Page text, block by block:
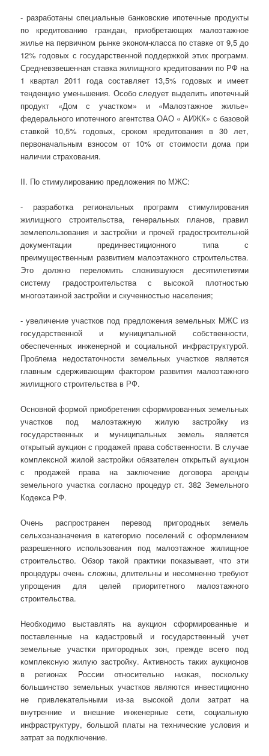
- разработаны специальные банковские ипотечные продукты
по кредитованию граждан, приобретающих малоэтажное
жилье на первичном рынке эконом-класса по ставке от 9,5 до
12% годовых с государственной поддержкой этих программ.
Средневзвешенная ставка жилищного кредитования по РФ на
1 квартал 2011 года составляет 13,5% годовых и имеет
тенденцию уменьшения. Особо следует выделить ипотечный
продукт «Дом с участком» и «Малоэтажное жилье»
федерального ипотечного агентства ОАО « АИЖК» с базовой
ставкой 10,5% годовых, сроком кредитования в 30 лет,
первоначальным взносом от 10% от стоимости дома при
наличии страхования.
II. По стимулированию предложения по МЖС:
- разработка региональных программ стимулирования
жилищного строительства, генеральных планов, правил
землепользования и застройки и прочей градостроительной
документации прединвестиционного типа с
преимущественным развитием малоэтажного строительства.
Это должно переломить сложившуюся десятилетиями
систему градостроительства с высокой плотностью
многоэтажной застройки и скученностью населения;
- увеличение участков под предложения земельных МЖС из
государственной и муниципальной собственности,
обеспеченных инженерной и социальной инфраструктурой.
Проблема недостаточности земельных участков является
главным сдерживающим фактором развития малоэтажного
жилищного строительства в РФ.
Основной формой приобретения сформированных земельных
участков под малоэтажную жилую застройку из
государственных и муниципальных земель является
открытый аукцион с продажей права собственности. В случае
комплексной жилой застройки обязателен открытый аукцион
с продажей права на заключение договора аренды
земельного участка согласно процедур ст. 382 Земельного
Кодекса РФ.
Очень распространен перевод пригородных земель
сельхозназначения в категорию поселений с оформлением
разрешенного использования под малоэтажное жилищное
строительство. Обзор такой практики показывает, что эти
процедуры очень сложны, длительны и несомненно требуют
упрощения для целей приоритетного малоэтажного
строительства.
Необходимо выставлять на аукцион сформированные и
поставленные на кадастровый и государственный учет
земельные участки пригородных зон, прежде всего под
комплексную жилую застройку. Активность таких аукционов
в регионах России относительно низкая, поскольку
большинство земельных участков являются инвестиционно
не привлекательными из-за высокой доли затрат на
внутренние и внешние инженерные сети, социальную
инфраструктуру, большой платы на технические условия и
затрат за подключение.